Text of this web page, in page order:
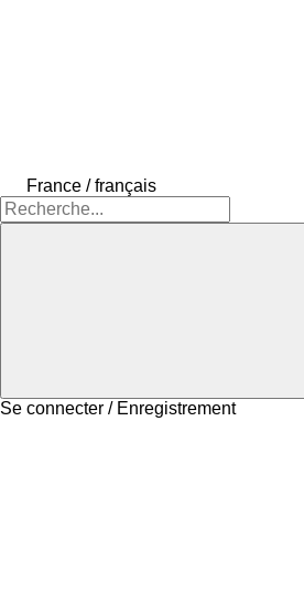
France / français
Se connecter / Enregistrement